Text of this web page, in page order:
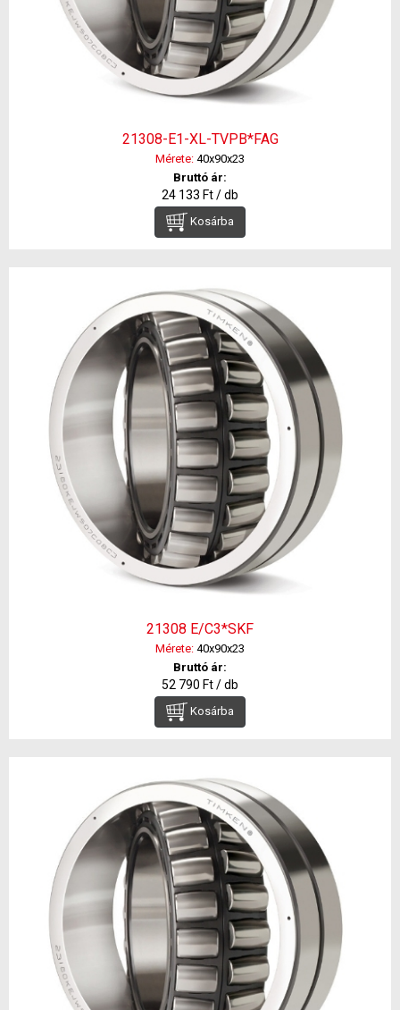
21308-E1-XL-TVPB*FAG
Mérete: 40x90x23
Bruttó ár:
24 133 Ft / db
Kosárba
21308 E/C3*SKF
Mérete: 40x90x23
Bruttó ár:
52 790 Ft / db
Kosárba